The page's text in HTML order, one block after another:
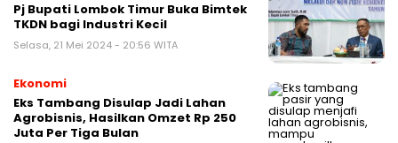
Pj Bupati Lombok Timur Buka Bimtek
TKDN bagi Industri Kecil
Selasa, 21 Mei 2024 - 20:56 WITA
Ekonomi
Eks Tambang Disulap Jadi Lahan
Agrobisnis, Hasilkan Omzet Rp 250
Juta Per Tiga Bulan